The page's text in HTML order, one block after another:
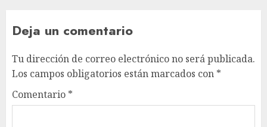
Deja un comentario
Tu dirección de correo electrónico no será publicada.
Los campos obligatorios están marcados con *
Comentario *